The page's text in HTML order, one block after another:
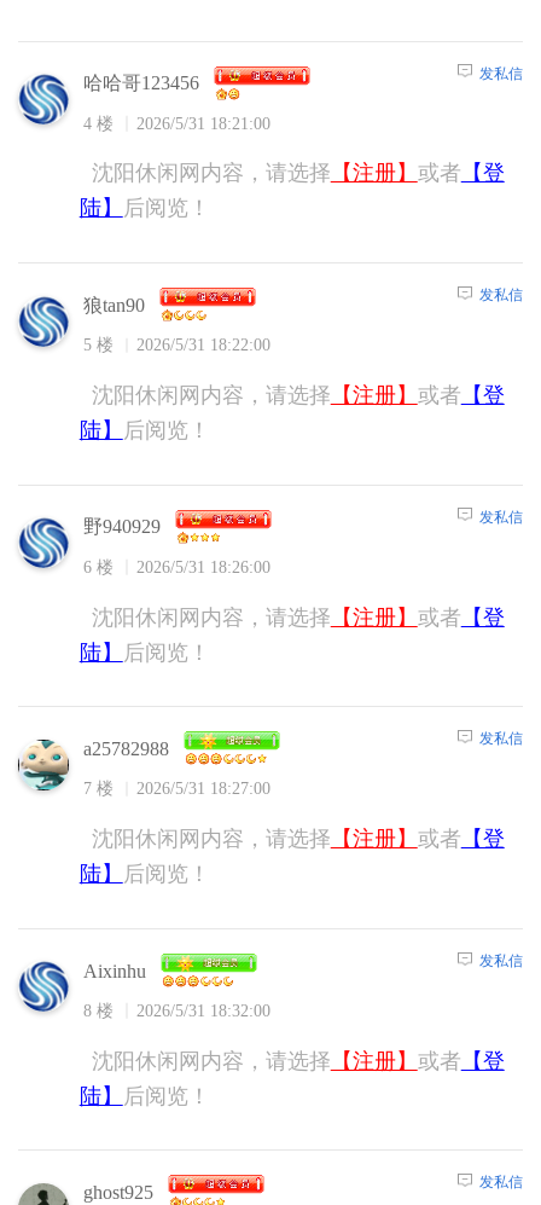
哈哈哥123456
4 楼 2026/5/31 18:21:00
发私信
沈阳休闲网内容，请选择 【注册】 或者 【登
陆】
后阅览！
狼tan90
5 楼 2026/5/31 18:22:00
发私信
沈阳休闲网内容，请选择 【注册】 或者 【登
陆】
后阅览！
野940929
6 楼 2026/5/31 18:26:00
发私信
沈阳休闲网内容，请选择 【注册】 或者 【登
陆】
后阅览！
a25782988
7 楼 2026/5/31 18:27:00
发私信
沈阳休闲网内容，请选择 【注册】 或者 【登
陆】
后阅览！
Aixinhu
8 楼 2026/5/31 18:32:00
发私信
沈阳休闲网内容，请选择 【注册】 或者 【登
陆】
后阅览！
ghost925 发私信